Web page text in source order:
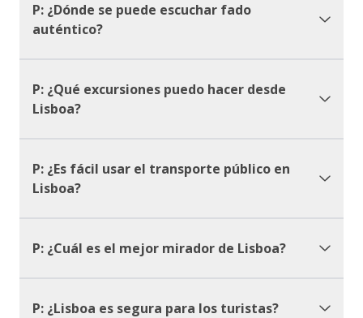
P: ¿Dónde se puede escuchar fado
auténtico?
P: ¿Qué excursiones puedo hacer desde
Lisboa?
P: ¿Es fácil usar el transporte público en
Lisboa?
P: ¿Cuál es el mejor mirador de Lisboa?
P: ¿Lisboa es segura para los turistas?